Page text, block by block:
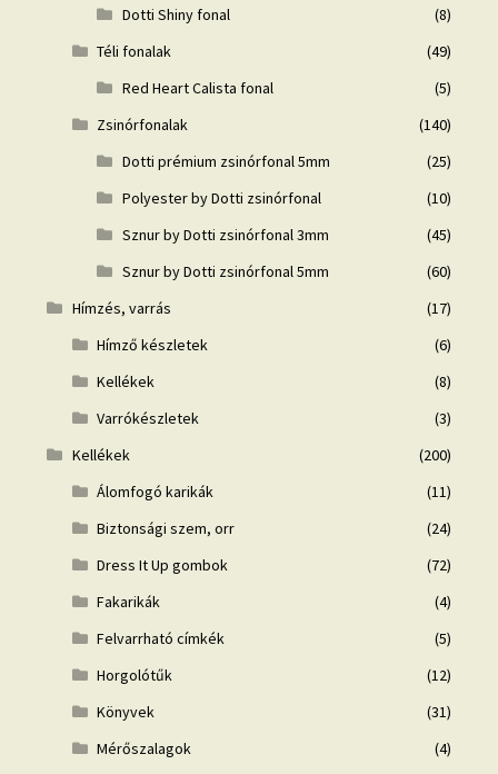
Dotti Shiny fonal
(8)
Téli fonalak
(49)
Red Heart Calista fonal
(5)
Zsinórfonalak
(140)
Dotti prémium zsinórfonal 5mm
(25)
Polyester by Dotti zsinórfonal
(10)
Sznur by Dotti zsinórfonal 3mm
(45)
Sznur by Dotti zsinórfonal 5mm
(60)
Hímzés, varrás
(17)
Hímző készletek
(6)
Kellékek
(8)
Varrókészletek
(3)
Kellékek
(200)
Álomfogó karikák
(11)
Biztonsági szem, orr
(24)
Dress It Up gombok
(72)
Fakarikák
(4)
Felvarrható címkék
(5)
Horgolótűk
(12)
Könyvek
(31)
Mérőszalagok
(4)